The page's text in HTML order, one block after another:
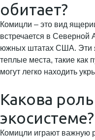
обитает?
Комицли – это вид
встречается в Северной
южных штатах США. Эти
теплые места, такие как
могут легко находить
Какова
экосистеме?
Комицли играют важную